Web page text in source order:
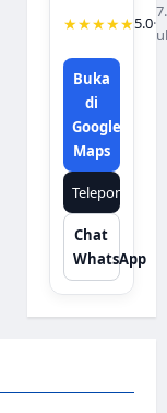
★★★★★5.0·
Buka
di
Google
Maps
Telepon
Chat
WhatsApp